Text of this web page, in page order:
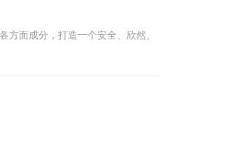
面成分，打造一个安全、欣然、